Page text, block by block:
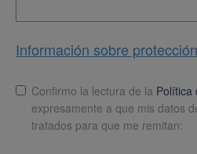
Información sobre
LopdConfirmo la lectura de la Política
expresamente a que mis datos
tratados para que me remitan: